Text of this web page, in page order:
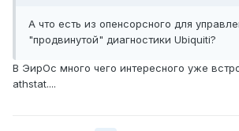
А что есть из опенсорсного для
"продвинутой" диагностики Ubiquiti?
В ЭирОс много чего интересного уже
athstat....